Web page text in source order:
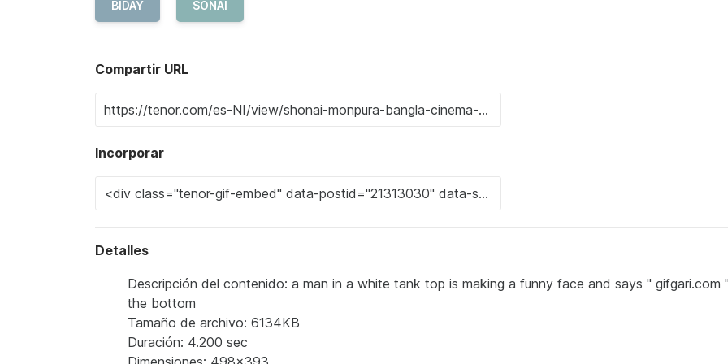
BIDAY SONAI
Compartir URL
Incorporar
Detalles
Descripción del contenido: a man in a white tank top is making a funny face and says " gifgari.com
the bottom
Tamaño de archivo: 6134KB
Duración: 4.200 sec